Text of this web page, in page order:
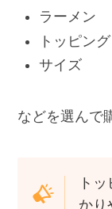
ラーメン
トッピング
サイズ
などを選んで
ト
かり